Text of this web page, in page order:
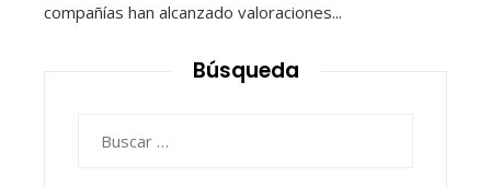
compañías han alcanzado valoraciones...
Búsqueda